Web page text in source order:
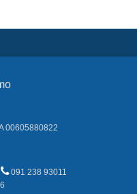
00605880822
091 238 93011